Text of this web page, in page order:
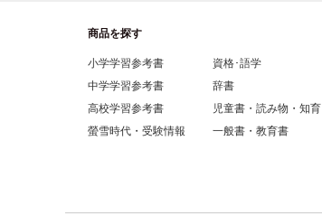
商品を探す
小学学習参考書
中学学習参考書
高校学習参考書
螢雪時代・受験情報
資格･語学
辞書
児童書・読み物・知育
一般書・教育書